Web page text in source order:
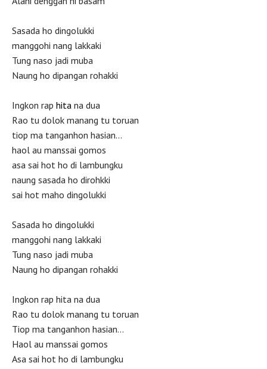
Sasada ho dingolukki
manggohi nang lakkaki
Tung naso jadi muba
Naung ho dipangan rohakki
Ingkon rap hita na dua
Rao tu dolok manang tu toruan
tiop ma tanganhon hasian…
haol au manssai gomos
asa sai hot ho di lambungku
naung sasada ho dirohkki
sai hot maho dingolukki
Sasada ho dingolukki
manggohi nang lakkaki
Tung naso jadi muba
Naung ho dipangan rohakki
Ingkon rap hita na dua
Rao tu dolok manang tu toruan
Tiop ma tanganhon hasian…
Haol au manssai gomos
Asa sai hot ho di lambungku